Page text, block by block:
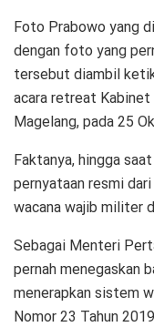
Foto Prabowo yang
dengan foto yang
tersebut diambil
acara retreat
Magelang, pada 25
Faktanya, hingga
pernyataan resmi
wacana wajib militer
Sebagai Menteri
pernah menegaskan
menerapkan sistem
Nomor 23 Tahun